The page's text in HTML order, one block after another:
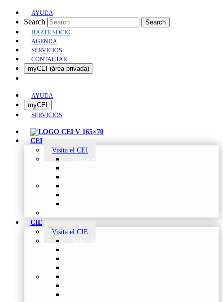
AYUDA
Search Search
HAZTE SOCIO
AGENDA
SERVICIOS
CONTACTAR
myCEI (área privada)
AYUDA
myCEI
SERVICIOS
CEI
Visita el CEI
CIE
Visita el CIE